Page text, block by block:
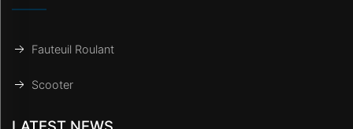
Fauteuil Roulant
Scooter